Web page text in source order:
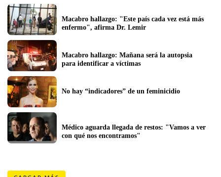
Macabro hallazgo: "Este país cada vez está más
enfermo", afirma Dr. Lemir
Macabro hallazgo: Mañana será la autopsia
para identificar a víctimas
No hay “indicadores” de un feminicidio
Médico aguarda llegada de restos: "Vamos a ver
con qué nos encontramos"